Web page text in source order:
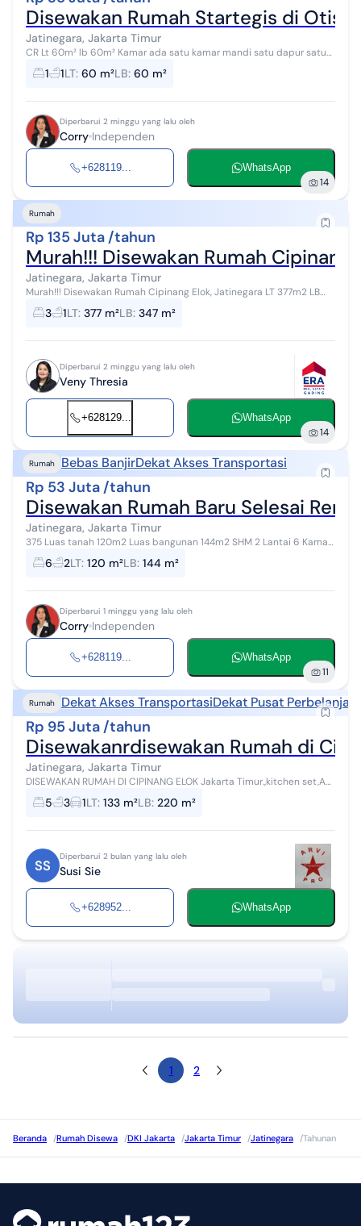
Disewakan Rumah Startegis di
Jatinegara, Jakarta Timur
CR Lt 60m² lb 60m² Kamar ada satu kamar mandi satu dapur satu
1 1LT: 60 m²LB: 60 m²
Diperbarui 2 minggu yang lalu oleh
Corry Independen
+628119... WhatsApp
14
Rumah
Rp 135 Juta /tahun
Murah!!! Disewakan Rumah Cipinang
Jatinegara, Jakarta Timur
Murah!!! Disewakan Rumah Cipinang Elok, Jatinegara LT 377m2 LB
347m2 KT 3+1 135jt nego
3 1LT: 377 m²LB: 347 m²
Diperbarui 2 minggu yang lalu oleh
Veny Thresia
+628129... WhatsApp
14
Rumah Bebas BanjirDekat Akses Transportasi
Rp 53 Juta /tahun
Disewakan Rumah Baru Selesai
Jatinegara, Jakarta Timur
375 Luas tanah 120m2 Luas bangunan 144m2 SHM 2 Lantai 6 Kamar
Tidur 2 Kamar Mandi Dapur Laundry Room 2 Carport Kawasan Elit Di
Pusat Kota Bebas ba...
6 2LT: 120 m²LB: 144 m²
Diperbarui 1 minggu yang lalu oleh
Corry Independen
+628119... WhatsApp
11
Rumah Dekat Akses TransportasiDekat Pusat
Rp 95 Juta /tahun
Disewakanrdisewakan Rumah di
Jatinegara, Jakarta Timur
DISEWAKAN RUMAH DI CIPINANG ELOK Jakarta Timur.,kitchen set,AC
3 terpasang Spesikasi SHM LT 7x19 : 133m² LB 220 2 lantai kt 5 (bisa
buat gudan...
5 3 1LT: 133 m²LB: 220 m²
SS
Diperbarui 2 bulan yang lalu oleh
Susi Sie
+628952... WhatsApp
1 2
Beranda /Rumah Disewa /DKI Jakarta /Jakarta Timur /Jatinegara /Tahunan